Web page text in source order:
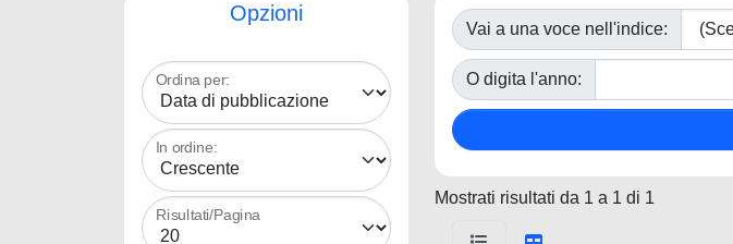
Opzioni
Ordina per:
In ordine:
Risultati/Pagina
Vai a una voce nell'indice:
O digita l'anno:
Mostrati risultati da 1 a 1 di 1